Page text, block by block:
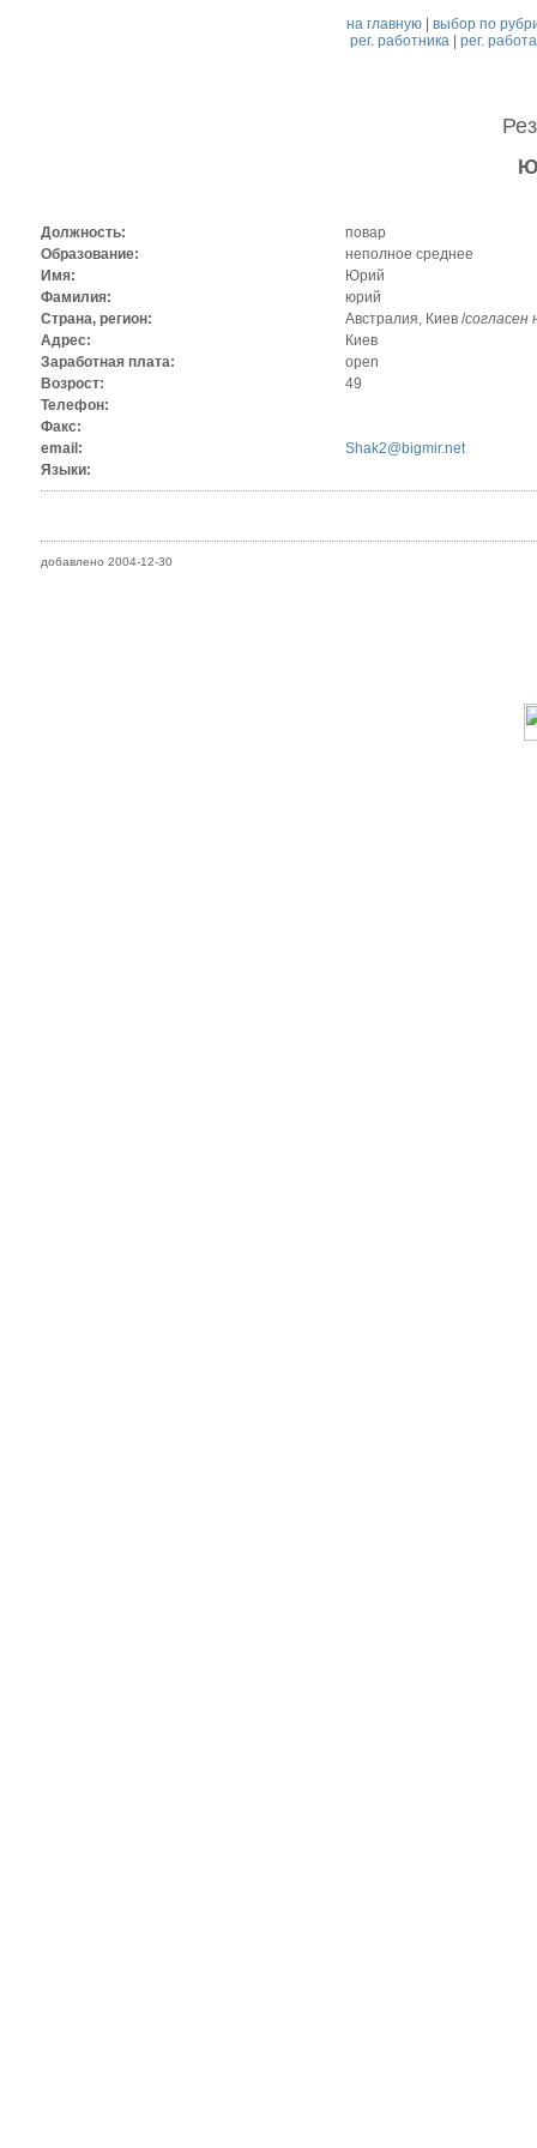
на главную |выбор по
рег. работника| рег.
Должность:
повар
Образование:
неполное среднее
Имя:
Юрий
Фамилия:
юрий
Страна, регион:
Австралия, Киев /согласен
Адрес:
Киев
Заработная плата:
open
Возрост:
49
Телефон:
Факс:
email:
Shak2@bigmir.net
Языки:
добавлено 2004-12-30